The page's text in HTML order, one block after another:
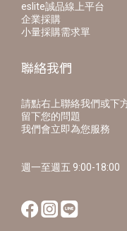
eslite誠品線上平台
企業採購
小量採購需求單
聯絡我們
請點右上聯絡我們或下
留下您的問題
我們會立即為您服務
週一至週五 9:00-18:00